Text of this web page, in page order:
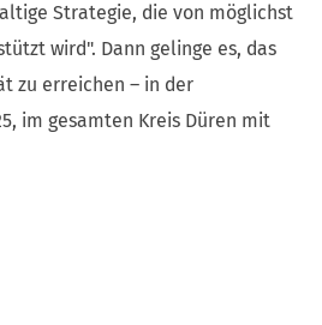
Strategie, die von möglichst
wird". Dann gelinge es, das
zu erreichen – in der
im gesamten Kreis Düren mit